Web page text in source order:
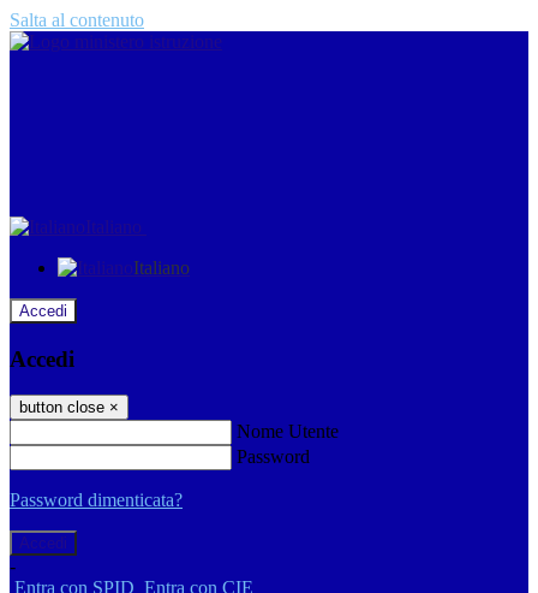
Salta al contenuto
Italiano
Italiano
Accedi
Accedi
button close ×
Nome Utente
Password
Password dimenticata?
-
Entra con SPID Entra con CIE